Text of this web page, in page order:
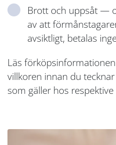
Brott och uppsåt —
av att
avsiktligt, betalas
Läs
villkoren innan du
som gäller hos respektive